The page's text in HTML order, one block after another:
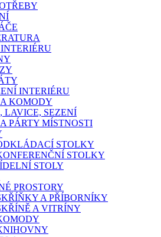
INTERIÉRU
KOMODY
LAVICE, SEZENÍ
PÁRTY MÍSTNOSTI
STOLKY
STOLKY
STOLY
PROSTORY
A PŘÍBORNÍKY
A VITRÍNY